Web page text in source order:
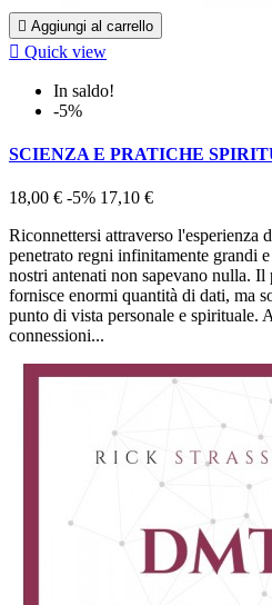
 Aggiungi al carrello
 Quick view
In saldo!
-5%
SCIENZA E PRATICHE
18,00 € -5% 17,10 €
Riconnettersi attraverso l'esperienza
penetrato regni infinitamente grandi
nostri antenati non sapevano nulla. Il
fornisce enormi quantità di dati, ma
punto di vista personale e spirituale.
connessioni...